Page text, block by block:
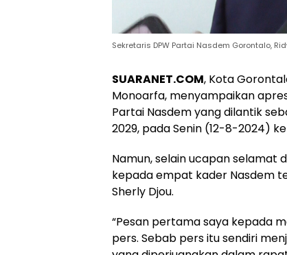
Sekretaris DPW Partai Nasdem Gorontalo,
SUARANET.COM, Kota
Monoarfa, menyampaikan
Partai Nasdem yang dilantik
2029, pada Senin (12-8-2024)
Namun, selain ucapan selamat
kepada empat kader Nasdem
Sherly Djou.
“Pesan pertama saya kepada
pers. Sebab pers itu sendiri